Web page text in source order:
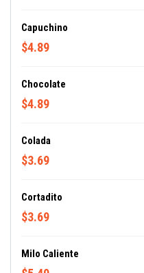
Capuchino
$4.89
Chocolate
$4.89
Colada
$3.69
Cortadito
$3.69
Milo Caliente